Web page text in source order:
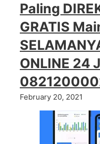
Paling
GRATIS
ONLINE 24
February 20, 2021